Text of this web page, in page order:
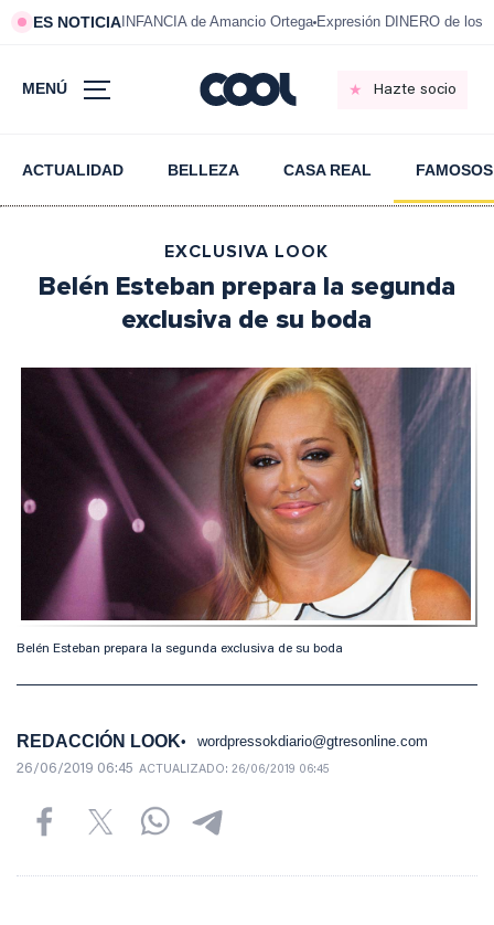
ES NOTICIA INFANCIA de Amancio Ortega Expresión DINERO de los
MENÚ Hazte socio
ACTUALIDAD BELLEZA CASA REAL FAMOSOS
EXCLUSIVA LOOK
Belén Esteban prepara la segunda
exclusiva de su boda
Belén Esteban prepara la segunda exclusiva de su boda
REDACCIÓN LOOK wordpressokdiario@gtresonline.com
26/06/2019 06:45 ACTUALIZADO: 26/06/2019 06:45